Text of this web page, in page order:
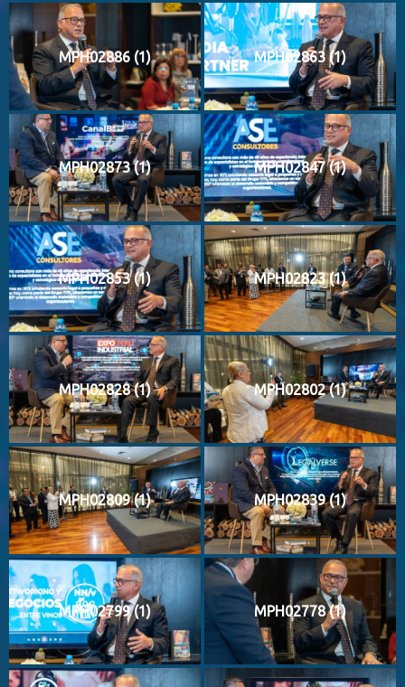
MPH02886 (1) MPH02863 (1)
MPH02873 (1) MPH02847 (1)
MPH02853 (1) MPH02823 (1)
MPH02828 (1) MPH02802 (1)
MPH02809 (1) MPH02839 (1)
MPH02799 (1) MPH02778 (1)